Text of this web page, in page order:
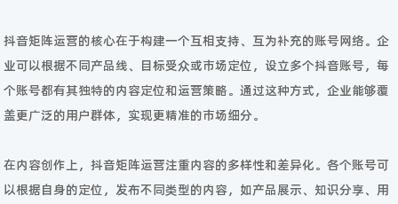
抖音矩阵运营的核心在于构建一个互相支持、互为补充的账号网络。企
业可以根据不同产品线、目标受众或市场定位，设立多个抖音账号，每
个账号都有其独特的内容定位和运营策略。通过这种方式，企业能够覆
盖更广泛的用户群体，实现更精准的市场细分。
在内容创作上，抖音矩阵运营注重内容的多样性和差异化。各个账号可
以根据自身的定位，发布不同类型的内容，如产品展示、知识分享、用